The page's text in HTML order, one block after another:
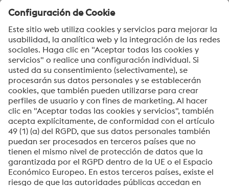
Mensaje*
Sí, me gustaría recibir información ocasional,
invitaciones y otra información relevante para mí.
Enviar
Verificación Anti-Robot
Haga clic para iniciar la verificación
FriendlyCaptcha ⇗